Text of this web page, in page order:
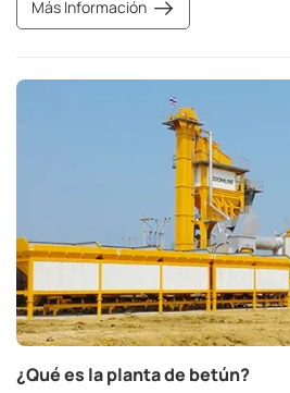
Más Información
¿Qué es la planta de betún?